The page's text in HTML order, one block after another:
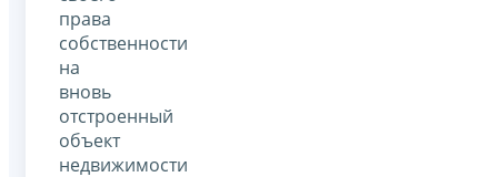
права
собственности
на
вновь
отстроенный
объект
недвижимости